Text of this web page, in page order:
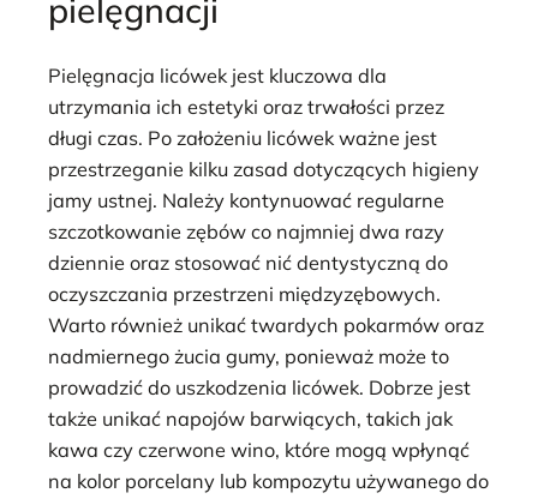
pielęgnacji
Pielęgnacja licówek jest kluczowa dla
utrzymania ich estetyki oraz trwałości przez
długi czas. Po założeniu licówek ważne jest
przestrzeganie kilku zasad dotyczących higieny
jamy ustnej. Należy kontynuować regularne
szczotkowanie zębów co najmniej dwa razy
dziennie oraz stosować nić dentystyczną do
oczyszczania przestrzeni międzyzębowych.
Warto również unikać twardych pokarmów oraz
nadmiernego żucia gumy, ponieważ może to
prowadzić do uszkodzenia licówek. Dobrze jest
także unikać napojów barwiących, takich jak
kawa czy czerwone wino, które mogą wpłynąć
na kolor porcelany lub kompozytu używanego do